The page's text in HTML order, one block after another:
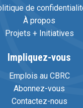
de
À propos
Projets + Initiatives
Impliquez-vous
Emplois au CBRC
Abonnez-vous
Contactez-nous